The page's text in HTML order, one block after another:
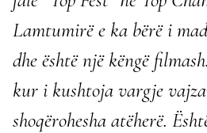
Lamtumirë e ka bërë i
dhe është një këngë
kur i kushtoja vargje
shoqërohesha atëherë.